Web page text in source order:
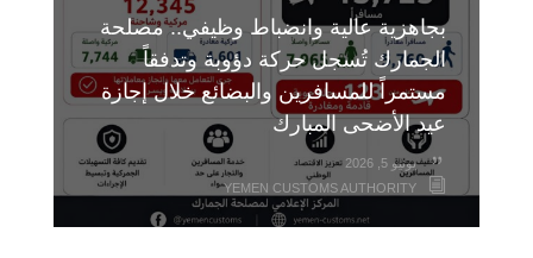
بجاهزية عالية وانضباط وظيفي.. مصلحة
الجمارك تُسجل حركة دؤوبة وتدفقاً
مستمراً للمسافرين والبضائع خلال إجازة
عيد الأضحى المبارك
يونيو 5, 2026
YEMEN CUSTOMS AUTHORITY